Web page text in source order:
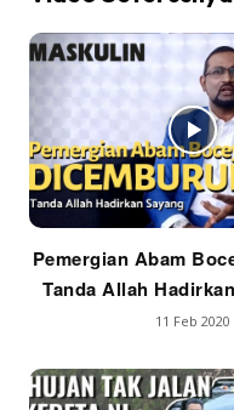
Pemergian Abam
Tanda Allah
11 Feb 2020